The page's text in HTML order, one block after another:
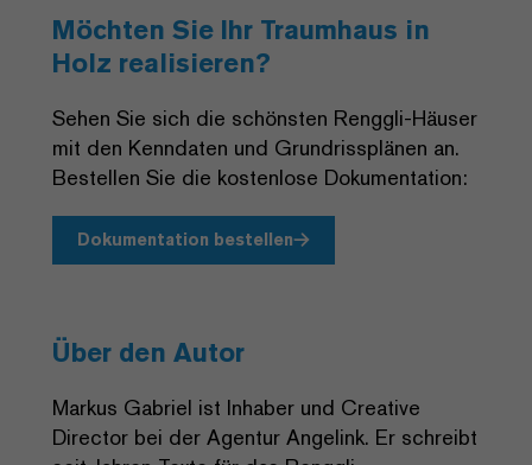
Möchten Sie Ihr Traumhaus in
Holz realisieren?
Sehen Sie sich die schönsten Renggli-Häuser
mit den Kenndaten und Grundrissplänen an.
Bestellen Sie die kostenlose Dokumentation:
Dokumentation bestellen
Über den Autor
Markus Gabriel ist Inhaber und Creative
Director bei der Agentur Angelink. Er schreibt